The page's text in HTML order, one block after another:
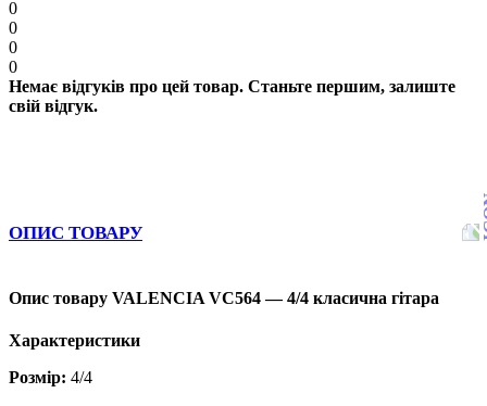
0
0
0
0
Немає відгуків про цей товар. Станьте першим, залиште
свій відгук.
ОПИС ТОВАРУ
Опис товару VALENCIA VC564 — 4/4 класична гітара
Характеристики
Розмір: 4/4